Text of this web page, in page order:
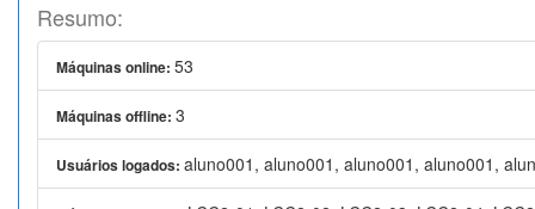
Resumo:
Máquinas online: 53
Máquinas offline: 3
Usuários logados: aluno001, aluno001, aluno001, aluno001,